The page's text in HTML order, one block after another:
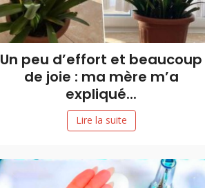
Un peu d’effort et beaucoup
de joie : ma mère m’a
expliqué...
Lire la suite